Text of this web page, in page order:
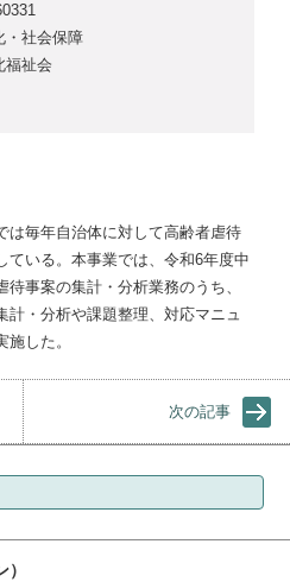
社会保障
祉会
は毎年自治体に対して高齢者虐待
ている。本事業では、令和6年度中
事案の集計・分析業務のうち、
計・分析や課題整理、対応マニュ
した。
次の記事